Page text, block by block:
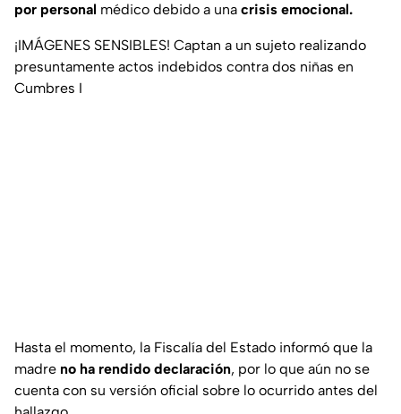
por personal médico debido a una crisis emocional.
¡IMÁGENES SENSIBLES! Captan a un sujeto realizando
presuntamente actos indebidos contra dos niñas en
Cumbres I
Hasta el momento, la Fiscalía del Estado informó que la
madre no ha rendido declaración, por lo que aún no se
cuenta con su versión oficial sobre lo ocurrido antes del